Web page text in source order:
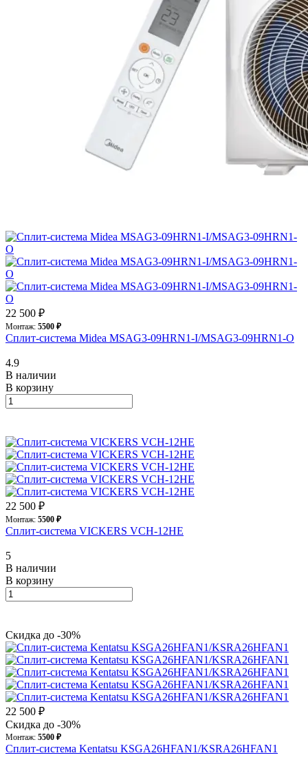
22 500 ₽
Монтаж: 5500 ₽
Сплит-система Midea MSAG3-09HRN1-I/MSAG3-09HRN1-O
4.9
В наличии
В корзину
22 500 ₽
Монтаж: 5500 ₽
Сплит-система VICKERS VCH-12HE
5
В наличии
В корзину
Скидка до -30%
22 500 ₽
Скидка до -30%
Монтаж: 5500 ₽
Сплит-система Kentatsu KSGA26HFAN1/KSRA26HFAN1